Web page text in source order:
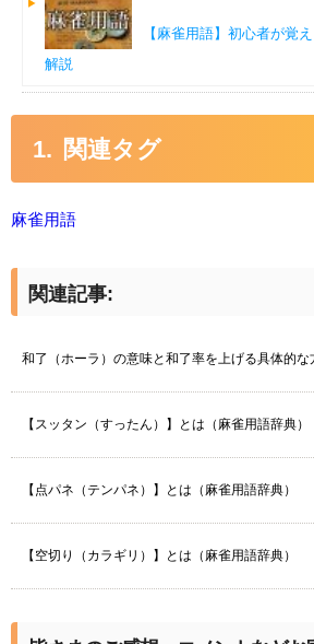
【麻雀用語】初心者が覚
解説
関連タグ
麻雀用語
関連記事:
和了（ホーラ）の意味と和了率を上げる具体的な
【スッタン（すったん）】とは（麻雀用語辞典）
【点パネ（テンパネ）】とは（麻雀用語辞典）
【空切り（カラギリ）】とは（麻雀用語辞典）